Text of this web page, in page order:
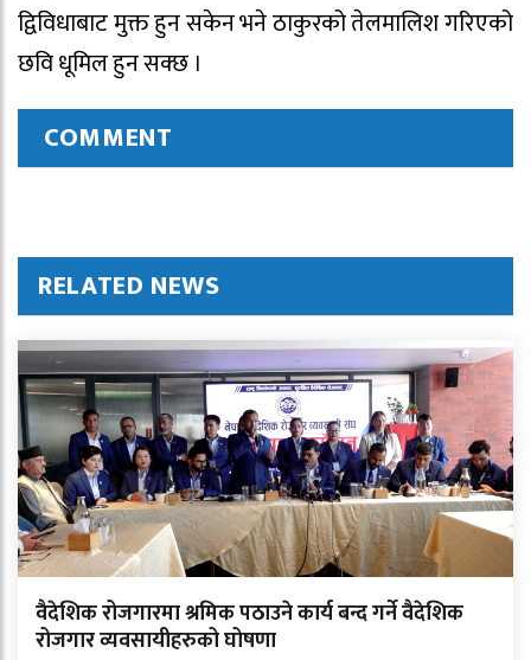
द्विविधाबाट मुक्त हुन सकेन भने ठाकुरको तेलमालिश गरिएको
छवि धूमिल हुन सक्छ ।
COMMENT
RELATED NEWS
वैदेशिक रोजगारमा श्रमिक पठाउने कार्य बन्द गर्ने वैदेशिक
रोजगार व्यवसायीहरुको घोषणा